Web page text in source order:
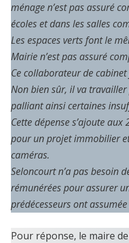
ménage n’est pas assuré
écoles et dans les salles
Les espaces verts font le
Mairie n’est pas assuré
Ce collaborateur de
Non bien sûr, il va
palliant ainsi certaines
Cette dépense s’ajoute
pour un projet immobilier
caméras.
Seloncourt n’a pas besoin
rémunérées pour assurer
prédécesseurs ont assumée
Pour réponse, le maire